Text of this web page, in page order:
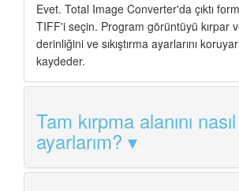
Evet. Total Image Converter'da çıktı
TIFF'i seçin. Program görüntüyü kırpar
derinliğini ve sıkıştırma ayarlarını
kaydeder.
Tam kırpma alanını nasıl
ayarlarım?